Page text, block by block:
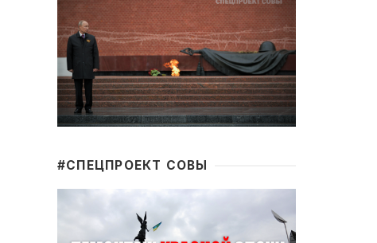
#CПЕЦПРОЕКТ СОВЫ